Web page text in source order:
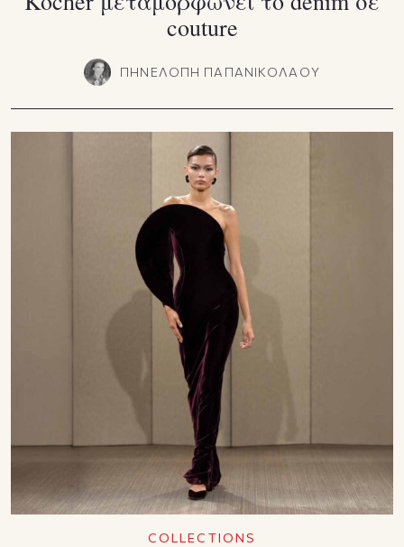
couture
ΠΗΝΕΛΟΠΗ ΠΑΠΑΝΙΚΟΛΑΟΥ
COLLECTIONS